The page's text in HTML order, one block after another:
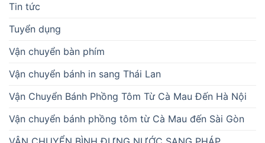
Tin tức
Tuyển dụng
Vận chuyển bàn phím
Vận chuyển bánh in sang Thái Lan
Vận Chuyển Bánh Phồng Tôm Từ Cà Mau Đến Hà Nội
Vận chuyển bánh phồng tôm từ Cà Mau đến Sài Gòn